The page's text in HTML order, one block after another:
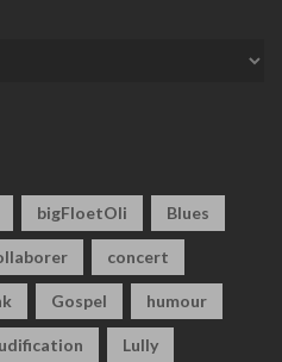
bigFloetOli Blues
concert
Gospel humour
Lully